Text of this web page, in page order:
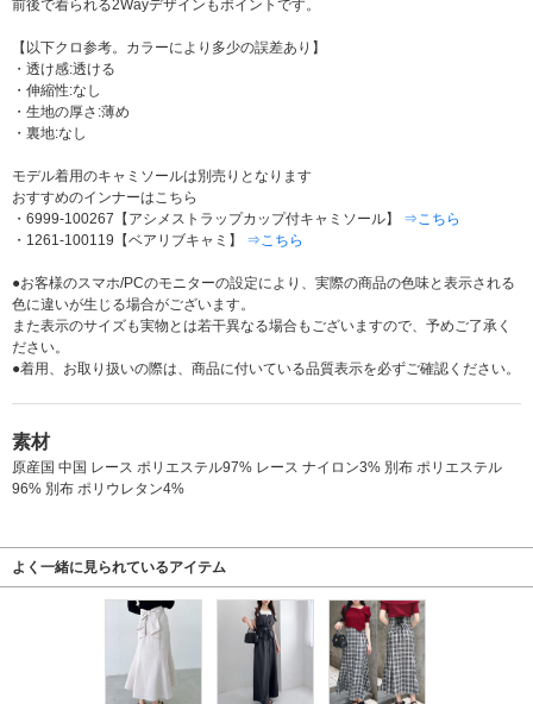
前後で着られる2Wayデザインもポイントです。
【以下クロ参考。カラーにより多少の誤差あり】
・透け感:透ける
・伸縮性:なし
・生地の厚さ:薄め
・裏地:なし
モデル着用のキャミソールは別売りとなります
おすすめのインナーはこちら
・6999-100267【アシメストラップカップ付キャミソール】 ⇒こちら
・1261-100119【ベアリブキャミ】 ⇒こちら
●お客様のスマホ/PCのモニターの設定により、実際の商品の色味と表示される
色に違いが生じる場合がございます。
また表示のサイズも実物とは若干異なる場合もございますので、予めご了承く
ださい。
●着用、お取り扱いの際は、商品に付いている品質表示を必ずご確認ください。
素材
原産国 中国 レース ポリエステル97% レース ナイロン3% 別布 ポリエステル
96% 別布 ポリウレタン4%
よく一緒に見られているアイテム